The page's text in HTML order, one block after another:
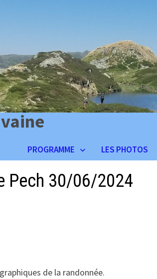
PROGRAMME LES PHOTOS
Pech 30/06/2024
de la randonnée.